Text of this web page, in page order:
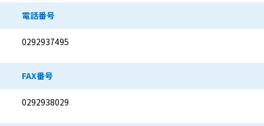
電話番号
0292937495
FAX番号
0292938029